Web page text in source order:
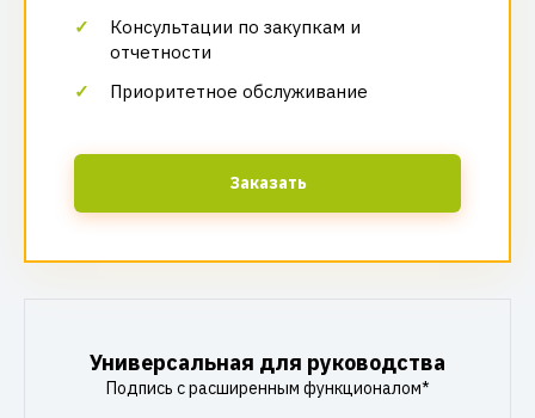
Консультации по закупкам и
отчетности
Приоритетное обслуживание
Заказать
Универсальная для руководства
Подпись с расширенным функционалом*